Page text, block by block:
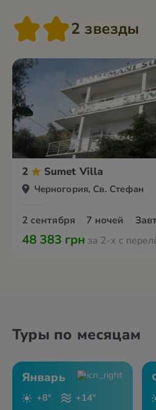
2 звезды
2 Sumet Villa
Черногория, Св. Стефан
2 сентября 7 ночей
48 383 грн за 2-х с
Туры по месяцам
Январь
+8° +14°